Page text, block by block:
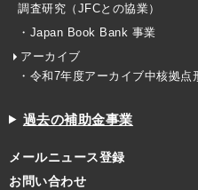
調査研究（JFCとの協業）
・Japan Book Bank 事業
アーカイブ
・令和7年度アーカイブ中核拠点
過去の補助金事業
メールニュース登録
お問い合わせ